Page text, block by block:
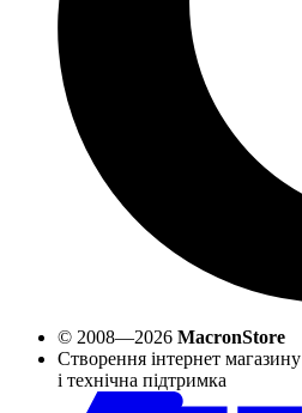
© 2008—2026 MacronStore
Створення інтернет магазину
і технічна підтримка